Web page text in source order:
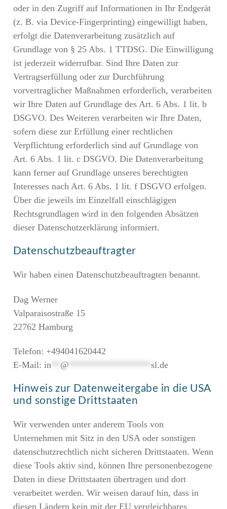
oder in den Zugriff auf Informationen in Ihr Endgerät
(z. B. via Device-Fingerprinting) eingewilligt haben,
erfolgt die Datenverarbeitung zusätzlich auf
Grundlage von § 25 Abs. 1 TTDSG. Die Einwilligung
ist jederzeit widerrufbar. Sind Ihre Daten zur
Vertragserfüllung oder zur Durchführung
vorvertraglicher Maßnahmen erforderlich, verarbeiten
wir Ihre Daten auf Grundlage des Art. 6 Abs. 1 lit. b
DSGVO. Des Weiteren verarbeiten wir Ihre Daten,
sofern diese zur Erfüllung einer rechtlichen
Verpflichtung erforderlich sind auf Grundlage von
Art. 6 Abs. 1 lit. c DSGVO. Die Datenverarbeitung
kann ferner auf Grundlage unseres berechtigten
Interesses nach Art. 6 Abs. 1 lit. f DSGVO erfolgen.
Über die jeweils im Einzelfall einschlägigen
Rechtsgrundlagen wird in den folgenden Absätzen
dieser Datenschutzerklärung informiert.
Datenschutz­beauftragter
Wir haben einen Datenschutzbeauftragten benannt.
Dag Werner
Valparaisostraße 15
22762 Hamburg
Telefon: +494041620442
E-Mail:in @ ******************sl.de
Hinweis zur Datenweitergabe in die USA
und sonstige Drittstaaten
Wir verwenden unter anderem Tools von
Unternehmen mit Sitz in den USA oder sonstigen
datenschutzrechtlich nicht sicheren Drittstaaten. Wenn
diese Tools aktiv sind, können Ihre personenbezogene
Daten in diese Drittstaaten übertragen und dort
verarbeitet werden. Wir weisen darauf hin, dass in
diesen Ländern kein mit der EU vergleichbares